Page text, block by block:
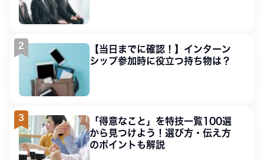
【当日までに確認！】インターン
シップ参加時に役立つ持ち物は？
「得意なこと」を特技一覧100選
から見つけよう！選び方・伝え方
のポイントも解説